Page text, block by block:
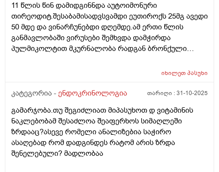
11 წლის წინ დამიდგინნდა აუტოიმონური
თირეოდიტ.შესაბამისადვსვამდი ეუთიროქს 25მგ ავედი
50 მდე და ვინარჩუნებდი დღემდე.ამ ერთი წლის
განმავლობაში ვირუსები შემხვდა დამჭირდა
პულმიკოლტით მკურნალობა რადგან ბრონქული
სტრესი და ნერვიიულობაც შემხვდა.ავიღე ანალიზები
6.ასევე დაბალი მაქვს რკინა ფერიტინი მომატებული
ნახ წელიწადში ამის ფონზე მქონდეს 6? გადავიმეორო
3 თვეში ისევ რადგან სხვა წამლების ფონზე შესაძლოა
განვითარდა ეს შედეგი? ან ზოგჯერ ვფიქრობ თავიდან
ხომ არ ჩავიტარო ენდოკრინოლოგია სახელ
დაფინანსებით იქნებ სულ აღარ არის საჭირო რაც 10
იხილეთპასუხი
კატეგორია - ენდოკრინოლოგია თარიღი :31-10-2025
გამარჯობა.თუ შეგიძლიათ მიპასუხოთ დ ვიტამინის
ნაკლებობამ შესაძლოა შეაფერხოს სიმაღლეში
ზრდააც?ასევე რომელი ანალიზებია საჭირო
ასაღებად რომ დადგინდეს რატომ არის ზრდა
შენელებული? მადლობაა